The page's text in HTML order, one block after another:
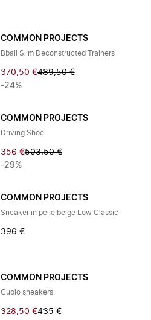
COMMON PROJECTS
Bball Slim Deconstructed Trainers
370,50 €489,50 €
-24%
COMMON PROJECTS
Driving Shoe
356 €503,50 €
-29%
COMMON PROJECTS
Sneaker in pelle beige Low Classic
396 €
COMMON PROJECTS
Cuoio sneakers
328,50 €435 €